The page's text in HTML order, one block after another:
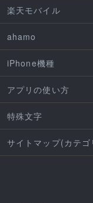
楽天モバイル
ahamo
iPhone機種
アプリの使い方
特殊文字
サイトマップ(カテゴ